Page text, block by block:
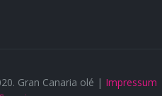
Gran Canaria olé | Impressum